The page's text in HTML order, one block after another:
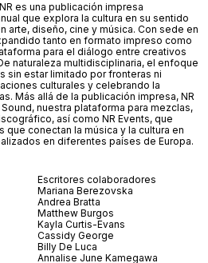
es una publicación impresa
que explora la cultura en su sentido
arte, diseño, cine y música. Con sede en
tanto en formato impreso como
para el diálogo entre creativos
naturaleza multidisciplinaria, el enfoque
sin estar limitado por fronteras ni
culturales y celebrando la
Más allá de la publicación impresa, NR
nuestra plataforma para mezclas,
así como NR Events, que
conectan la música y la cultura en
en diferentes países de Europa.
Escritores colaboradores
Mariana Berezovska
Andrea Bratta
Matthew Burgos
Kayla Curtis-Evans
Cassidy George
Billy De Luca
Annalise June Kamegawa